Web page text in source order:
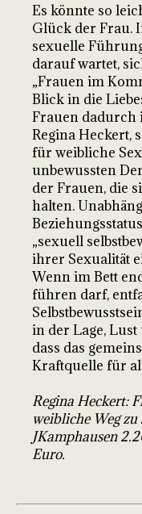
Es könnte so
Glück der Frau.
sexuelle
darauf wartet,
„Frauen im
Blick in die
Frauen dadurch
Regina Heckert,
für weibliche
unbewussten
der Frauen, die
halten.
„sexuell
ihrer Sexualität
Wenn im Bett
führen darf,
in der Lage,
dass das
Kraftquelle für
Regina Heckert:
weibliche Weg
JKamphausen
Euro.